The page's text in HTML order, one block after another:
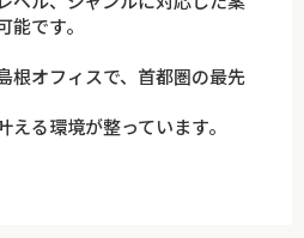
です。
根オフィスで、首都圏の最先
る環境が整っています。